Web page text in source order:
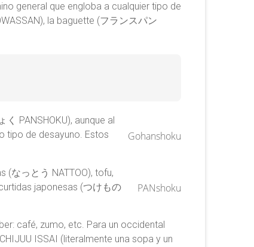
general que engloba a cualquier tipo de
la baguette (フランスパン
Gohanshoku
PANSHOKU), aunque al
tipo de desayuno. Estos
PANshoku
なっとう NATTOO), tofu,
japonesas (つけもの
café, zumo, etc. Para un occidental
ISSAI (literalmente una sopa y un